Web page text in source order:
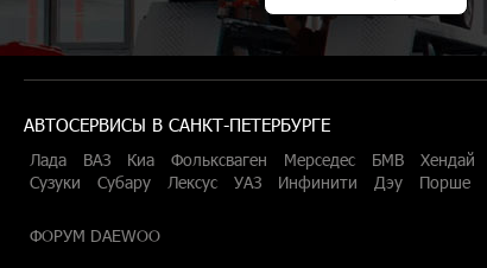
АВТОСЕРВИСЫ В САНКТ-ПЕТЕРБУРГЕ
Лада ВАЗ Киа Фольксваген Мерседес БМВ Хендай
Сузуки
Субару Лексус УАЗ Инфинити Дэу Порше
ФОРУМ DAEWOO